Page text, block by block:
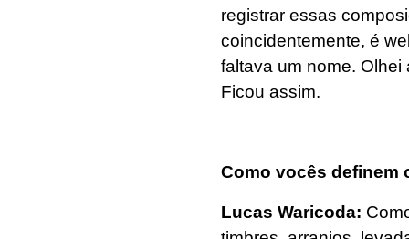
registrar essas
coincidentemente, é
faltava um nome.
Ficou assim.
Como vocês definem
Lucas Waricoda: